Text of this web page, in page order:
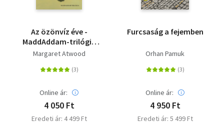
Az özönvíz éve -
MaddAddam-trilógia
2.
Margaret Atwood
Online ár:
4 050 Ft
Eredeti ár: 4 499 Ft
Furcsaság a fejemben
Orhan Pamuk
Online ár:
4 950 Ft
Eredeti ár: 5 499 Ft